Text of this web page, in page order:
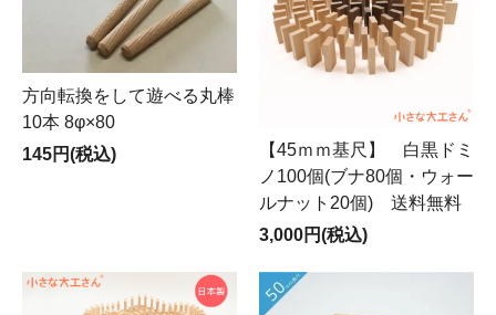
方向転換をして遊べる丸棒
10本 8φ×80
145円(税込)
【45ｍｍ基尺】 白黒ドミ
ノ100個(ブナ80個・ウォー
ルナット20個) 送料無料
3,000円(税込)